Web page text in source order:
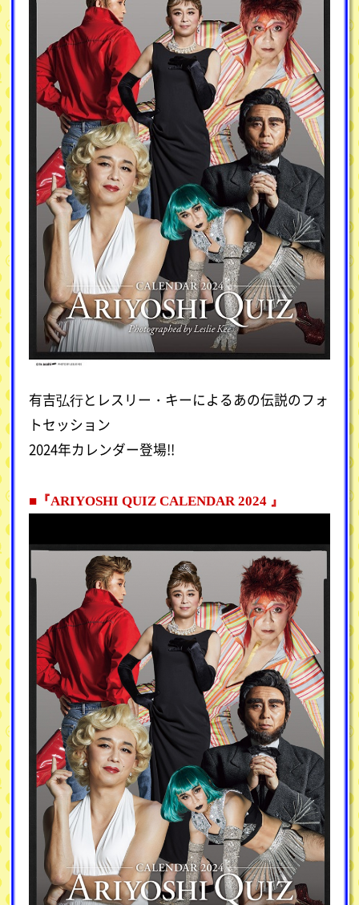
有吉弘⾏とレスリー・キーによるあの伝説のフォ
トセッション
2024年カレンダー登場!!
■『ARIYOSHI QUIZ CALENDAR 2024 』